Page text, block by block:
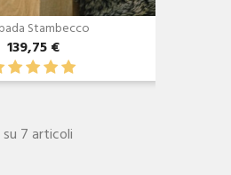
Stambecco
139,75 €
7 articoli